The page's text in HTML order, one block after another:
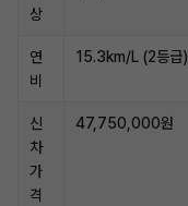
상
연
비
15.3km/L (2등급)
신
차
가
격
47,750,000원